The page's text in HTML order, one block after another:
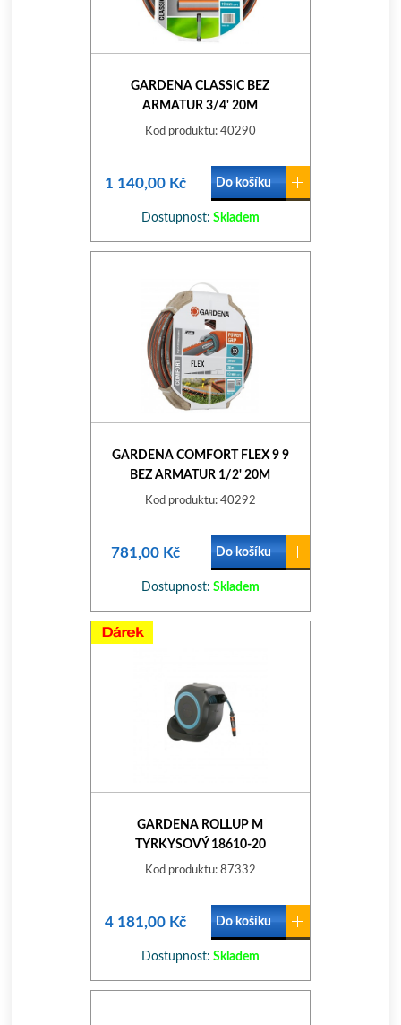
GARDENA CLASSIC BEZ
ARMATUR 3/4' 20M
Kod produktu: 40290
1 140,00 Kč Do košíku
Dostupnost: Skladem
GARDENA COMFORT FLEX 9 9
BEZ ARMATUR 1/2' 20M
Kod produktu: 40292
781,00 Kč Do košíku
Dostupnost: Skladem
GARDENA ROLLUP M
TYRKYSOVÝ 18610-20
Kod produktu: 87332
4 181,00 Kč Do košíku
Dostupnost: Skladem